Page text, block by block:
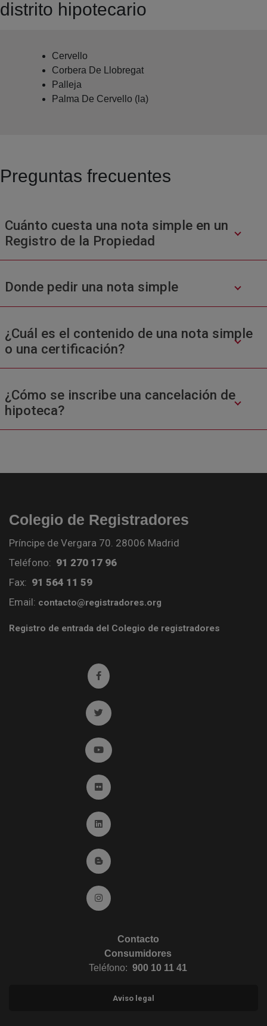
distrito hipotecario
Cervello
Corbera De Llobregat
Palleja
Palma De Cervello (la)
Preguntas frecuentes
Cuánto cuesta una nota simple en un
Registro de la Propiedad
Donde pedir una nota simple
¿Cuál es el contenido de una nota simple
o una certificación?
¿Cómo se inscribe una cancelación de
hipoteca?
Colegio de Registradores
Príncipe de Vergara 70. 28006 Madrid
Teléfono: 91 270 17 96
Fax: 91 564 11 59
Email: contacto@registradores.org
Registro de entrada del Colegio de registradores
Ir a facebook (abre en ventana nueva)
Ir a twitter (abre en ventana nueva)
Ir a YouTube (abre en ventana nueva)
Ir a Flickr (abre en ventana nueva)
Ir a Linkedin (abre en ventana nueva)
Ir al Blog (abre en ventana nueva)
Ir a Instagram (abre en ventana nueva)
Contacto
Consumidores
Teléfono: 900 10 11 41
Aviso legal